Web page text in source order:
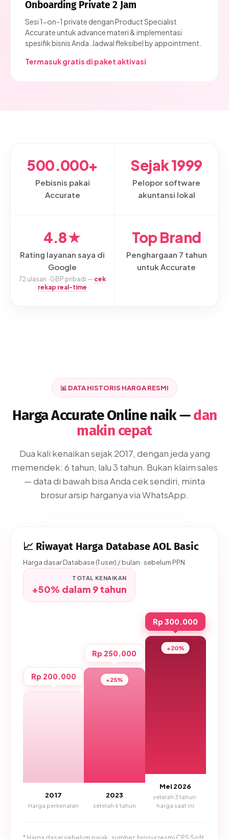
Onboarding Private 2 Jam
Sesi 1-on-1 private dengan Product Specialist
Accurate untuk advance materi & implementasi
spesifik bisnis Anda. Jadwal fleksibel by appointment.
Termasuk gratis di paket aktivasi
500.000+
Pebisnis pakai
Accurate
Sejak 1999
Pelopor software
akuntansi lokal
4.8★
Rating layanan saya di
Google
72 ulasan · GBP pribadi — cek
rekap real-time
Top Brand
Penghargaan 7 tahun
untuk Accurate
📊 DATA HISTORIS HARGA RESMI
Harga Accurate Online naik —dan
makin cepat
Dua kali kenaikan sejak 2017, dengan jeda yang
memendek: 6 tahun, lalu 3 tahun. Bukan klaim sales
— data di bawah bisa Anda cek sendiri, minta
brosur arsip harganya via WhatsApp.
📈 Riwayat Harga Database AOL Basic
Harga dasar Database (1 user) / bulan · sebelum PPN
TOTAL KENAIKAN
+50% dalam 9 tahun
Rp 200.000
2017
Harga perkenalan
Rp 250.000
+25%
2023
setelah 6 tahun
Rp 300.000
+20%
Mei 2026
setelah 3 tahun ·
harga saat ini